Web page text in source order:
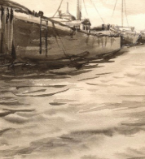
музеи семьи
Ульяновых
«Домики на Стрелецкой»